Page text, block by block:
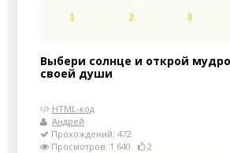
Выбери солнце и открой
своей души
HTML-код
Андрей
Прохождений: 472
Просмотров: 1 640
2